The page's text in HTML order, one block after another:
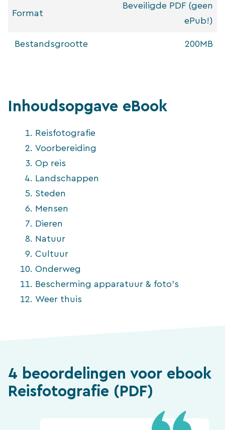
Format
Beveiligde PDF (geen
ePub!)
Bestandsgrootte 200MB
Inhoudsopgave eBook
Reisfotografie
Voorbereiding
Op reis
Landschappen
Steden
Mensen
Dieren
Natuur
Cultuur
Onderweg
Bescherming apparatuur & foto’s
Weer thuis
4 beoordelingen voor ebook
Reisfotografie (PDF)